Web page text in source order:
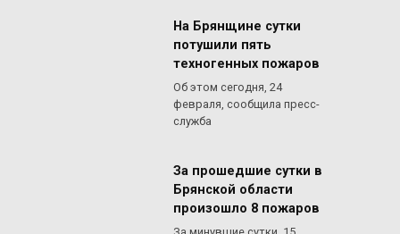
На Брянщине сутки
потушили пять
техногенных пожаров
Об этом сегодня, 24
февраля, сообщила пресс-
служба
За прошедшие сутки в
Брянской области
произошло 8 пожаров